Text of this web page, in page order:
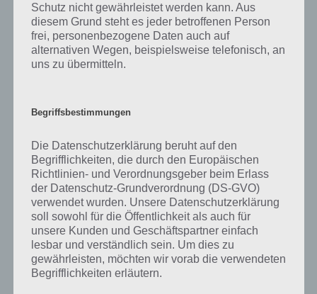
neuste
Kajo 23.06.2020 19:12
Seite 110
0 Antworten
Schutz nicht gewährleistet werden kann. Aus
diesem Grund steht es jeder betroffenen Person
frei, personenbezogene Daten auch auf
alternativen Wegen, beispielsweise telefonisch, an
uns zu übermitteln.
Begriffsbestimmungen
Die Datenschutzerklärung beruht auf den
Begrifflichkeiten, die durch den Europäischen
Richtlinien- und Verordnungsgeber beim Erlass
der Datenschutz-Grundverordnung (DS-GVO)
verwendet wurden. Unsere Datenschutzerklärung
soll sowohl für die Öffentlichkeit als auch für
unsere Kunden und Geschäftspartner einfach
lesbar und verständlich sein. Um dies zu
gewährleisten, möchten wir vorab die verwendeten
Begrifflichkeiten erläutern.